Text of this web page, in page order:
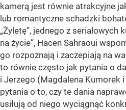
kamerą jest równie atrakcyjne
lub romantyczne schadzki
„Żyletę”, jednego z serialowych
na życie”, Hacen Sahraoui
go rozpoznają i zaczepiają na
to równie często jak pytania o
i Jerzego (Magdalena Kumorek
pytania o to, czy te dania
usiłują od niego wyciągnąć